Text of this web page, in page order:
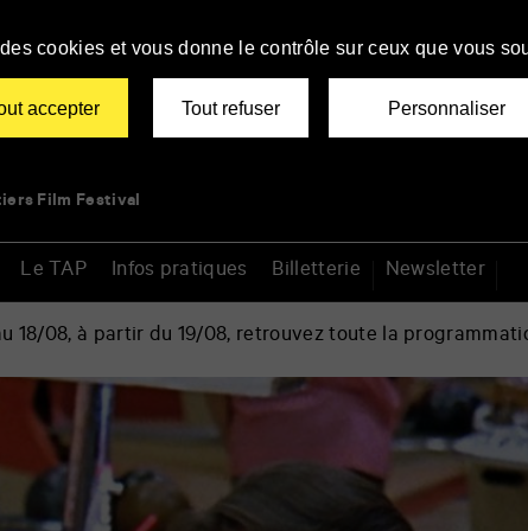
Film Festival
Le TAP Infos pratiques Billetterie Newsletter
18/08, à partir du 19/08, retrouvez toute la
cookies et vous donne le contrôle sur ceux que vous
accepter Tout refuser Personnaliser